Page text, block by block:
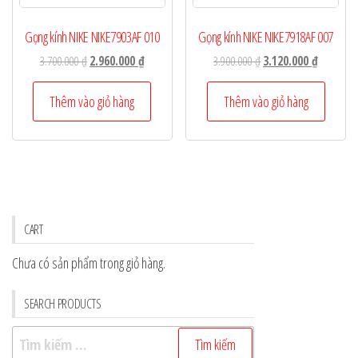
Gọng kính NIKE NIKE7903AF 010
3.700.000₫Giá
gốc
là:
3.700.000 ₫.
2.960.000₫Giá
hiện
là:
2.960.000 ₫.
Thêm vào giỏ hàng
Gọng kính NIKE NIKE7918AF 007
3.900.000₫Giá
gốc
là:
3.900.000 ₫.
3.120.000₫Giá
hiện
là:
Thêm vào giỏ hàng
CART
Chưa có sản phẩm trong giỏ hàng.
SEARCH PRODUCTS
Tìm